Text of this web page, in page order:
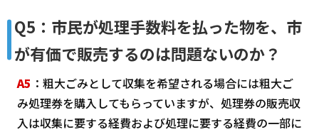
Q5：市民が処理手数料を払った物を、市
が有価で販売するのは問題ないのか？
A5 ：粗大ごみとして収集を希望される場合には粗大ご
み処理券を購入してもらっていますが、処理券の販売収
入は収集に要する経費および処理に要する経費の一部に